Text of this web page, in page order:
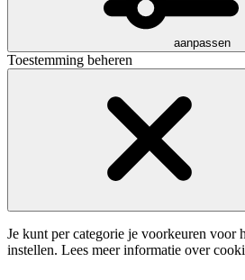
aanpassen
Toestemming beheren
Je kunt per categorie je voorkeuren voor
instellen. Lees meer informatie over